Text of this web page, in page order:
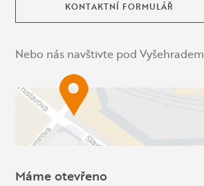
KONTAKTNÍ FORMULÁŘ
Nebo nás navštivte pod Vyšehradem
Máme otevřeno